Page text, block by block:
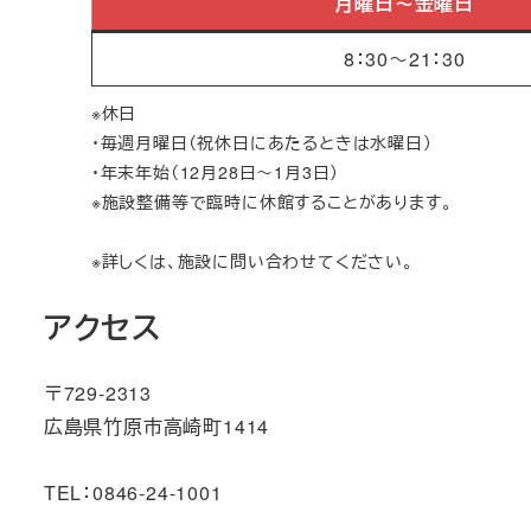
8：30～21：30
※休日
・毎週月曜日（祝休日にあたるときは水曜日）
・年末年始（12月28日～1月3日）
※施設整備等で臨時に休館することがあります。
※詳しくは、施設に問い合わせてください。
アクセス
〒729-2313
広島県竹原市高崎町1414
TEL：0846-24-1001